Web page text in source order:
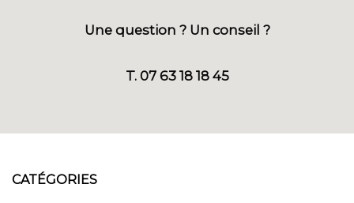
Une question ? Un conseil ?
T. 07 63 18 18 45
CATÉGORIES